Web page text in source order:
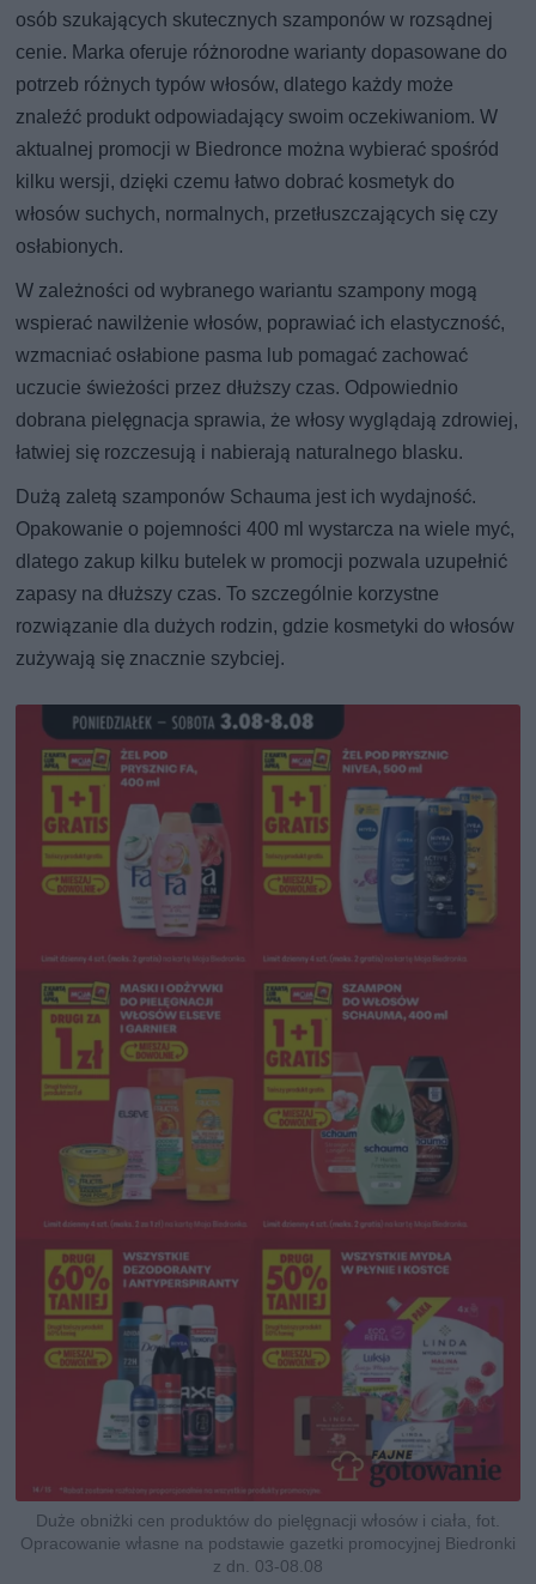
osób szukających skutecznych szamponów w rozsądnej
cenie. Marka oferuje różnorodne warianty dopasowane do
potrzeb różnych typów włosów, dlatego każdy może
znaleźć produkt odpowiadający swoim oczekiwaniom. W
aktualnej promocji w Biedronce można wybierać spośród
kilku wersji, dzięki czemu łatwo dobrać kosmetyk do
włosów suchych, normalnych, przetłuszczających się czy
osłabionych.
W zależności od wybranego wariantu szampony mogą
wspierać nawilżenie włosów, poprawiać ich elastyczność,
wzmacniać osłabione pasma lub pomagać zachować
uczucie świeżości przez dłuższy czas. Odpowiednio
dobrana pielęgnacja sprawia, że włosy wyglądają zdrowiej,
łatwiej się rozczesują i nabierają naturalnego blasku.
Dużą zaletą szamponów Schauma jest ich wydajność.
Opakowanie o pojemności 400 ml wystarcza na wiele myć,
dlatego zakup kilku butelek w promocji pozwala uzupełnić
zapasy na dłuższy czas. To szczególnie korzystne
rozwiązanie dla dużych rodzin, gdzie kosmetyki do włosów
zużywają się znacznie szybciej.
Duże obniżki cen produktów do pielęgnacji włosów i ciała, fot.
Opracowanie własne na podstawie gazetki promocyjnej Biedronki
z dn. 03-08.08